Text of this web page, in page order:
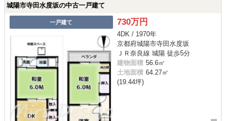
城陽市寺田水度坂の中古一戸建て
一戸建て 730万円
4DK / 1970年
京都府城陽市寺田水度坂
ＪＲ奈良線 城陽 徒歩5分
建物面積 56.6㎡
土地面積 64.27㎡
(19.44坪)